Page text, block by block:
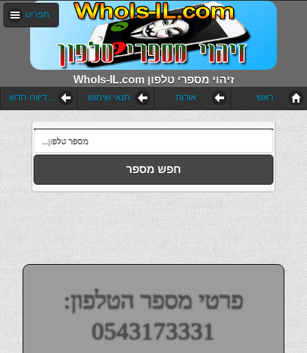
WhoIs-IL.com זיהוי מספרי טלפון
תפריט
הוסף דיווח חדש תנאי שימוש אודות ראשי
חפש מספר
פרטי מספר הטלפון:
0543173331